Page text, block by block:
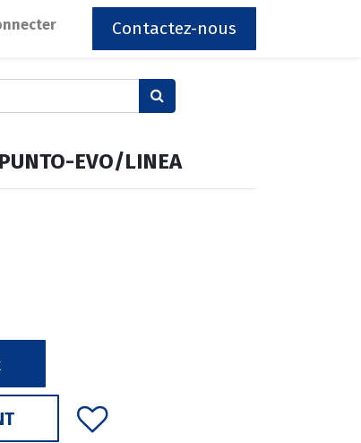
Contactez-nous
EVO/LINEA